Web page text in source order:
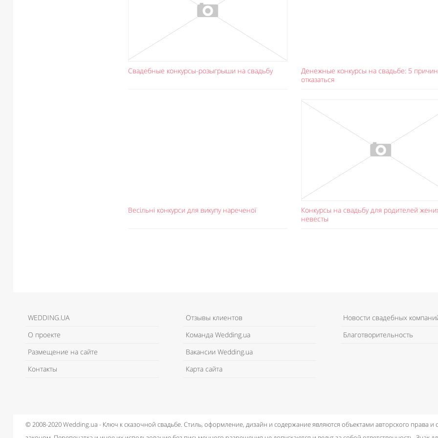
Свадебные конкурсы-розыгрыши на свадьбу
Денежные конкурсы на свадьбе: 5 причин
отказаться
Весільні конкурси для викупу нареченої
Конкурсы на свадьбу для родителей
невесты
WEDDING.UA
О проекте
Размещение на сайте
Контакты
Отзывы клиентов
Команда Wedding.ua
Вакансии Wedding.ua
Карта сайта
Новости свадебных
Благотворительность
© 2008-2020 Wedding.ua - Ключ к сказочной свадьбе. Стиль, оформление, дизайн и содержание являются объектами авторского права и